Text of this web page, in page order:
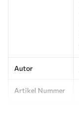
Autor
Artikel Nummer